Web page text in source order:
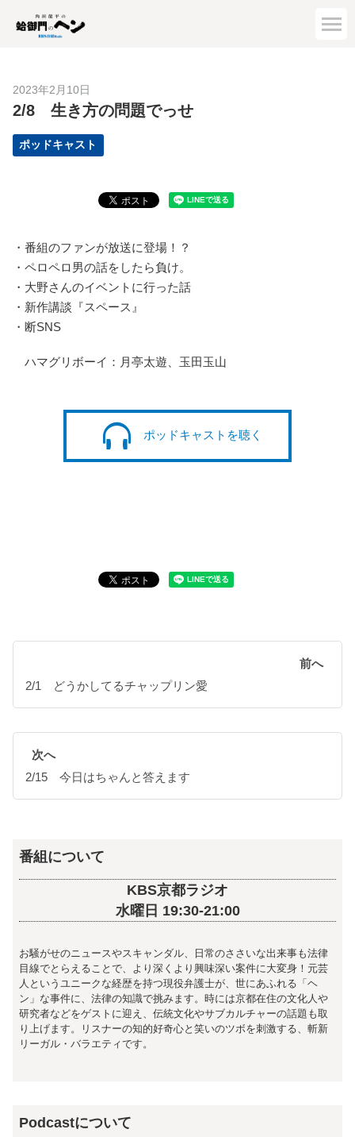
2023年2月10日
2/8 生き方の問題でっせ
ポッドキャスト
・番組のファンが放送に登場！？
・ペロペロ男の話をしたら負け。
・大野さんのイベントに行った話
・新作講談『スペース』
・断SNS
ハマグリボーイ：月亭太遊、玉田玉山
ポッドキャストを聴く
前へ
2/1 どうかしてるチャップリン愛
次へ
2/15 今日はちゃんと答えます
番組について
KBS京都ラジオ
水曜日 19:30-21:00
お騒がせのニュースやスキャンダル、日常のささいな出来事も法律
目線でとらえることで、より深くより興味深い案件に大変身！元芸
人というユニークな経歴を持つ現役弁護士が、世にあふれる「ヘ
ン」な事件に、法律の知識で挑みます。時には京都在住の文化人や
研究者などをゲストに迎え、伝統文化やサブカルチャーの話題も取
り上げます。リスナーの知的好奇心と笑いのツボを刺激する、斬新
リーガル・バラエティです。
Podcastについて